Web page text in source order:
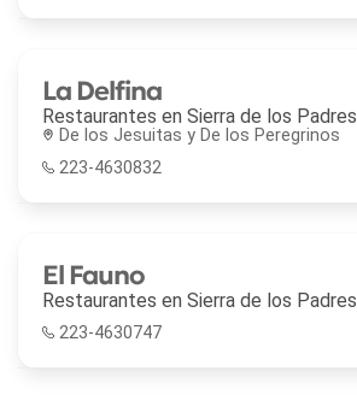
La Delfina
Restaurantes en Sierra de los Padres
De los Jesuitas y De los Peregrinos
223-4630832
El Fauno
Restaurantes en Sierra de los Padres
223-4630747